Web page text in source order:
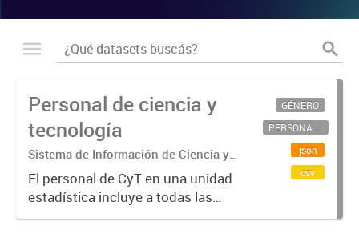
Personal de ciencia y
tecnología
Sistema de Información de Ciencia y
Tecnología Argentino (SICYTAR)
El personal de CyT en una unidad
estadística incluye a todas las
personas involucradas
GÉNERO
PERSONAL CIENTÍFICO-TECNOLÓGICO
json
csv